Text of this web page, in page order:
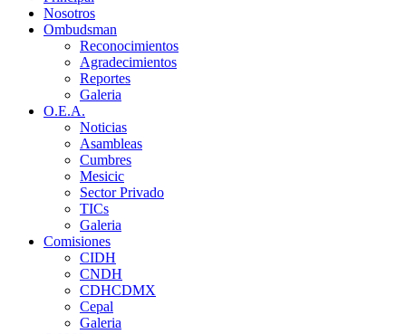
Nosotros
Ombudsman
Reconocimientos
Agradecimientos
Reportes
Galeria
O.E.A.
Noticias
Asambleas
Cumbres
Mesicic
Sector Privado
TICs
Galeria
Comisiones
CIDH
CNDH
CDHCDMX
Cepal
Galeria